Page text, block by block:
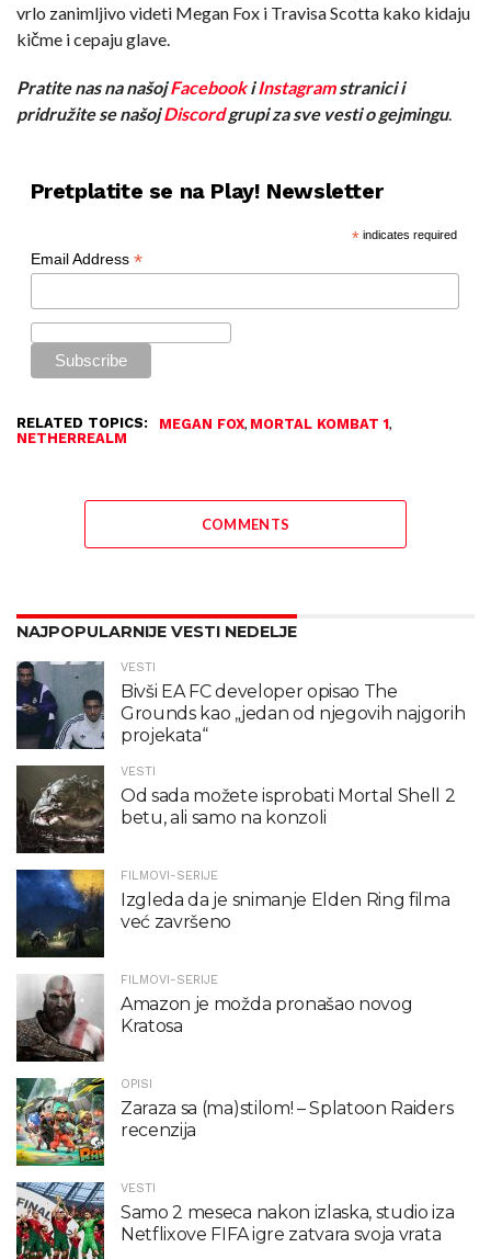
vrlo zanimljivo videti Megan Fox i Travisa Scotta kako kidaju
kičme i cepaju glave.
Pratite nas na našojFacebookiInstagramstranici i
pridružite se našojDiscordgrupi za sve vesti o gejmingu.
Pretplatite se na Play! Newsletter
*indicates required
Email Address *
RELATED TOPICS: MEGAN FOX, MORTAL KOMBAT 1,
NETHERREALM
COMMENTS
NAJPOPULARNIJE VESTI NEDELJE
VESTI
Bivši EA FC developer opisao The
Grounds kao „jedan od njegovih najgorih
projekata“
VESTI
Od sada možete isprobati Mortal Shell 2
betu, ali samo na konzoli
FILMOVI-SERIJE
Izgleda da je snimanje Elden Ring filma
već završeno
FILMOVI-SERIJE
Amazon je možda pronašao novog
Kratosa
OPISI
Zaraza sa (ma)stilom! – Splatoon Raiders
recenzija
VESTI
Samo 2 meseca nakon izlaska, studio iza
Netflixove FIFA igre zatvara svoja vrata